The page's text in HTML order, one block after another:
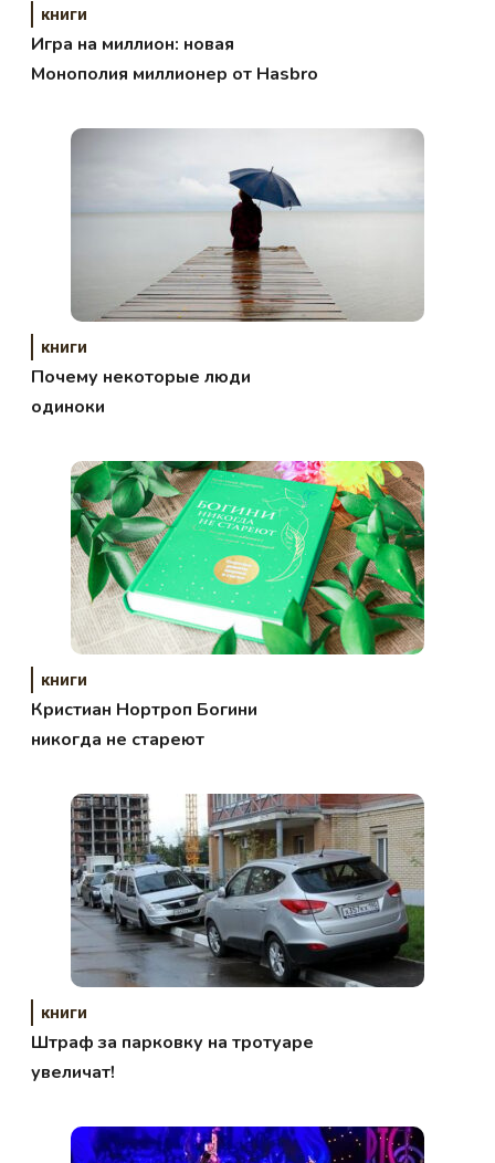
книги
Игра на миллион: новая
Монополия миллионер от Hasbro
книги
Почему некоторые люди
одиноки
книги
Кристиан Нортроп Богини
никогда не стареют
книги
Штраф за парковку на тротуаре
увеличат!